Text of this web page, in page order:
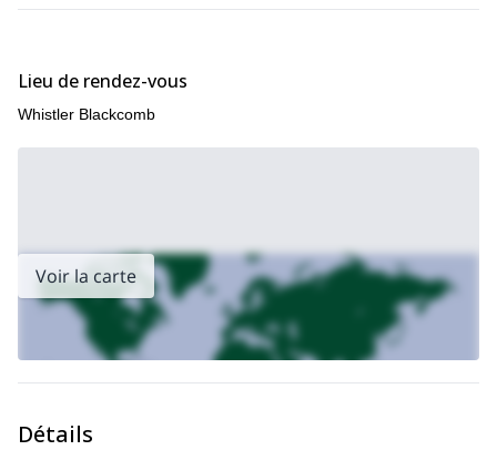
Lieu de rendez-vous
Whistler Blackcomb
Voir la carte
Détails